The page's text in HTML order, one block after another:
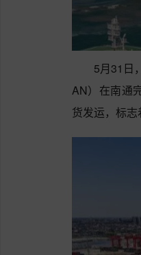
5月31日
AN）在南通
货发运，标